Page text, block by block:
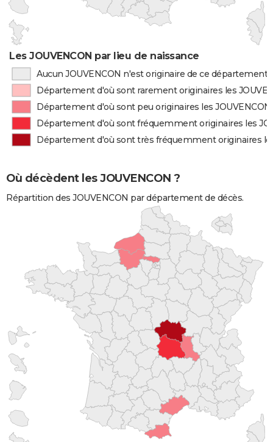
Les JOUVENCON par lieu de naissance
Aucun JOUVENCON n'est originaire de ce département
Département d'où sont rarement originaires les
Département d'où sont peu originaires les JOUVENCON
Département d'où sont fréquemment originaires les
Département d'où sont très fréquemment originaires
Où décèdent les JOUVENCON ?
Répartition des JOUVENCON par département de décès.